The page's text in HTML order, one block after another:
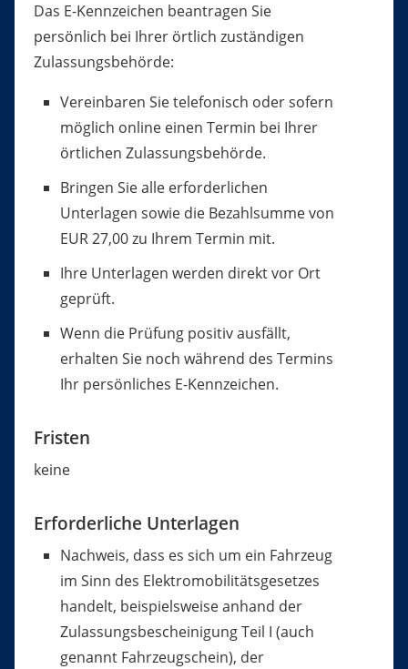
Das E-Kennzeichen beantragen Sie
persönlich bei Ihrer örtlich zuständigen
Zulassungsbehörde:
Vereinbaren Sie telefonisch oder sofern
möglich online einen Termin bei Ihrer
örtlichen Zulassungsbehörde.
Bringen Sie alle erforderlichen
Unterlagen sowie die Bezahlsumme von
EUR 27,00 zu Ihrem Termin mit.
Ihre Unterlagen werden direkt vor Ort
geprüft.
Wenn die Prüfung positiv ausfällt,
erhalten Sie noch während des Termins
Ihr persönliches E-Kennzeichen.
Fristen
keine
Erforderliche Unterlagen
Nachweis, dass es sich um ein Fahrzeug
im Sinn des Elektromobilitätsgesetzes
handelt, beispielsweise anhand der
Zulassungsbescheinigung Teil I (auch
genannt Fahrzeugschein), der